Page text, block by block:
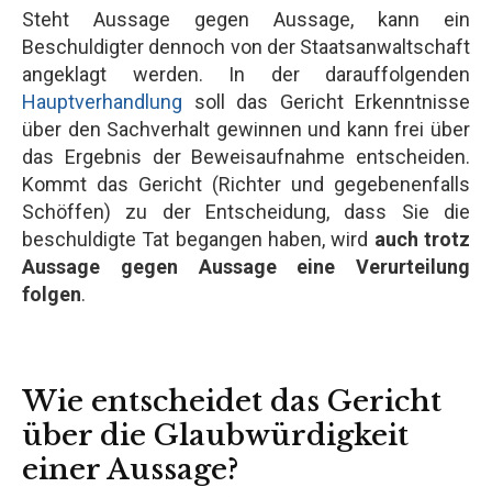
Steht Aussage gegen Aussage, kann ein
Beschuldigter dennoch von der Staatsanwaltschaft
angeklagt werden. In der darauffolgenden
Hauptverhandlung soll das Gericht Erkenntnisse
über den Sachverhalt gewinnen und kann frei über
das Ergebnis der Beweisaufnahme entscheiden.
Kommt das Gericht (Richter und gegebenenfalls
Schöffen) zu der Entscheidung, dass Sie die
beschuldigte Tat begangen haben, wird auch trotz
Aussage gegen Aussage eine Verurteilung
folgen.
Wie entscheidet das Gericht
über die Glaubwürdigkeit
einer Aussage?